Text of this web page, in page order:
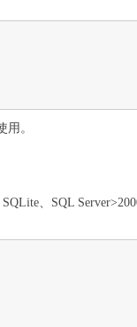
。
、SQL